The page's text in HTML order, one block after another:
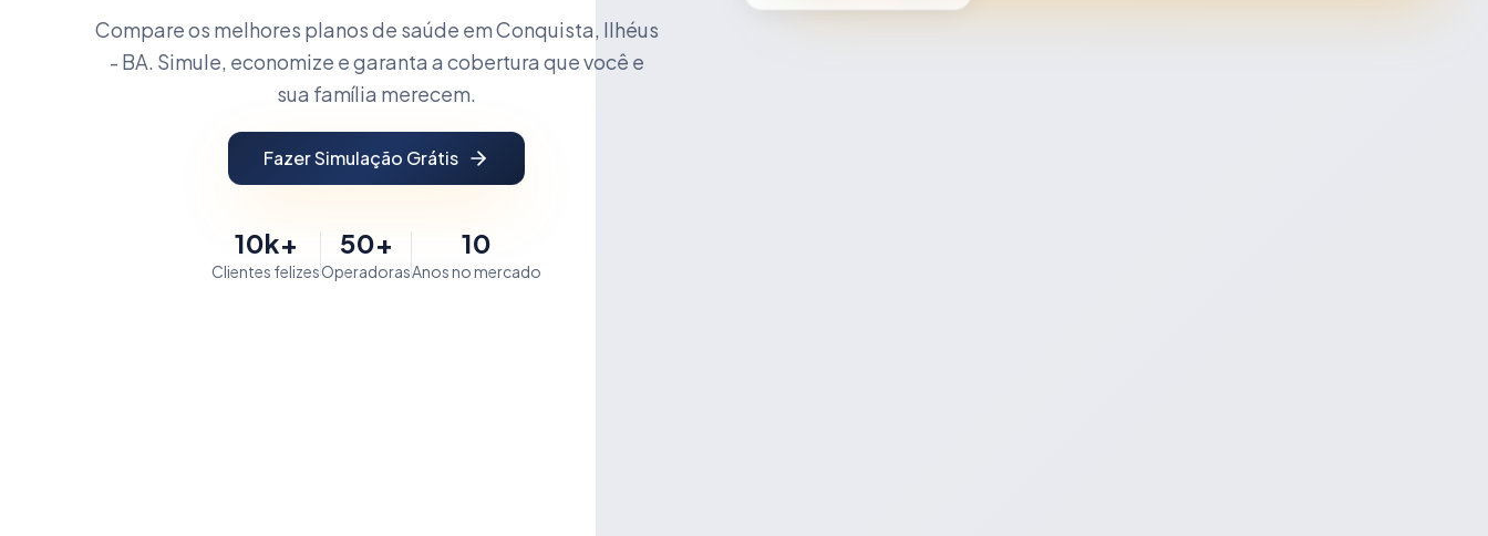
Compare os melhores planos de saúde em Conquista, Ilhéus
- BA. Simule, economize e garanta a cobertura que você e
sua família merecem.
Fazer Simulação Grátis
10k+
Clientes felizes
50+
Operadoras
10
Anos no mercado